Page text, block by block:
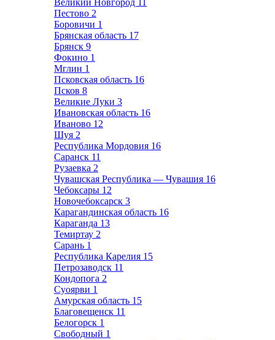
Великий Новгород 11
Пестово 2
Боровичи 1
Брянская область 17
Брянск 9
Фокино 1
Мглин 1
Псковская область 16
Псков 8
Великие Луки 3
Ивановская область 16
Иваново 12
Шуя 2
Республика Мордовия 16
Саранск 11
Рузаевка 2
Чувашская Республика — Чувашия 16
Чебоксары 12
Новочебоксарск 3
Карагандинская область 16
Караганда 13
Темиртау 2
Сарань 1
Республика Карелия 15
Петрозаводск 11
Кондопога 2
Суоярви 1
Амурская область 15
Благовещенск 11
Белогорск 1
Свободный 1